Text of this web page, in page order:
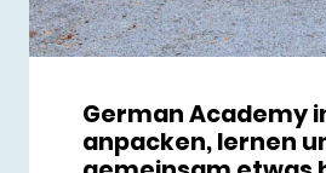
German Academy
anpacken, lernen